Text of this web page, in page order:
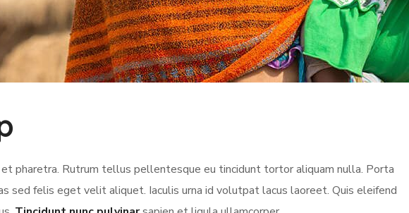
pharetra. Rutrum tellus pellentesque eu tincidunt tortor aliquam nulla. Porta
sed felis eget velit aliquet. Iaculis urna id volutpat lacus laoreet. Quis eleifend